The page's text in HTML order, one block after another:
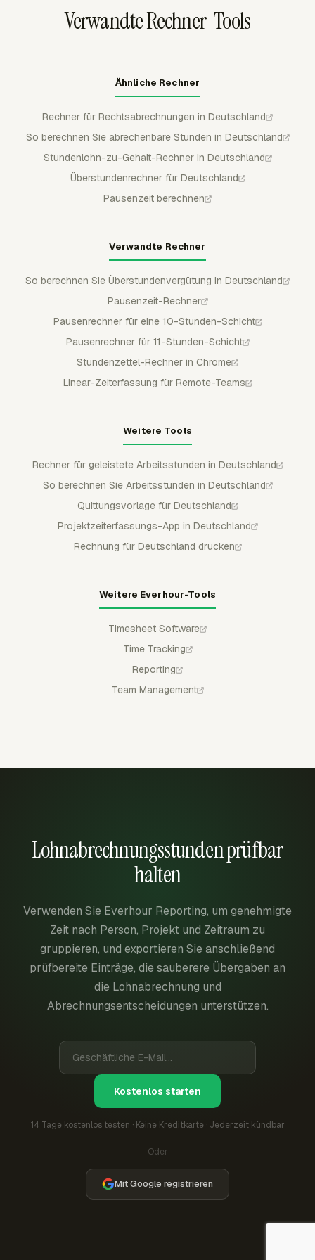
Verwandte Rechner-Tools
Ähnliche Rechner
Rechner für Rechtsabrechnungen in Deutschland
So berechnen Sie abrechenbare Stunden in Deutschland
Stundenlohn-zu-Gehalt-Rechner in Deutschland
Überstundenrechner für Deutschland
Pausenzeit berechnen
Verwandte Rechner
So berechnen Sie Überstundenvergütung in Deutschland
Pausenzeit-Rechner
Pausenrechner für eine 10-Stunden-Schicht
Pausenrechner für 11-Stunden-Schicht
Stundenzettel-Rechner in Chrome
Linear-Zeiterfassung für Remote-Teams
Weitere Tools
Rechner für geleistete Arbeitsstunden in Deutschland
So berechnen Sie Arbeitsstunden in Deutschland
Quittungsvorlage für Deutschland
Projektzeiterfassungs-App in Deutschland
Rechnung für Deutschland drucken
Weitere Everhour-Tools
Timesheet Software
Time Tracking
Reporting
Team Management
Lohnabrechnungsstunden prüfbar
halten
Verwenden Sie Everhour Reporting, um genehmigte
Zeit nach Person, Projekt und Zeitraum zu
gruppieren, und exportieren Sie anschließend
prüfbereite Einträge, die sauberere Übergaben an
die Lohnabrechnung und
Abrechnungsentscheidungen unterstützen.
Kostenlos starten
14 Tage kostenlos testen · Keine Kreditkarte · Jederzeit kündbar
Oder
Mit Google registrieren